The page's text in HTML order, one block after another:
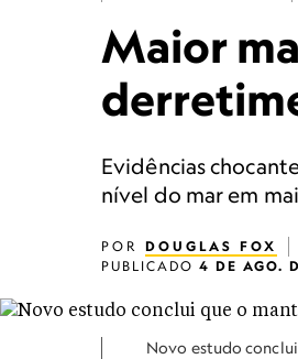
Maior
Evidências
nível do mar em
POR DOUGLAS FOX
PUBLICADO 4 DE AGO.
Novo estudo